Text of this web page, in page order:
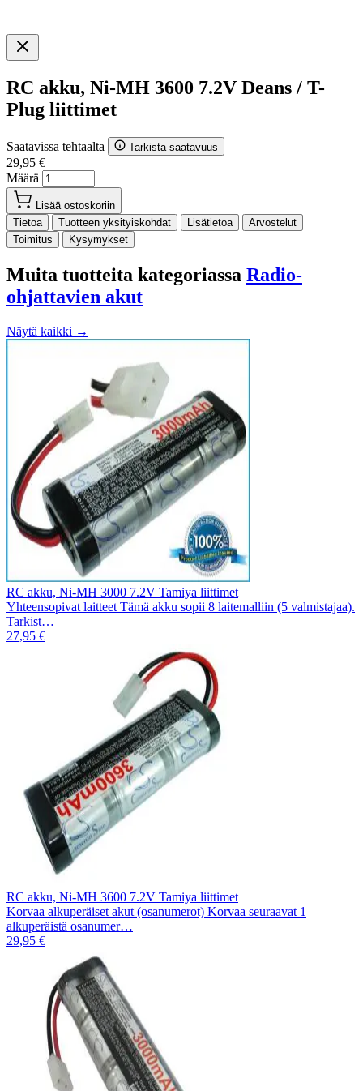
RC akku, Ni-MH 3600 7.2V Deans / T-
Plug liittimet
Saatavissa tehtaalta Tarkista saatavuus
29,95 €
Määrä
Lisää ostoskoriin
Tietoa
Tuotteen yksityiskohdat Lisätietoa
Arvostelut
Toimitus
Kysymykset
Muita tuotteita kategoriassa Radio-
ohjattavien akut
Näytä kaikki →
RC akku, Ni-MH 3000 7.2V Tamiya liittimet
Yhteensopivat laitteet Tämä akku sopii 8 laitemalliin (5 valmistajaa).
Tarkist…
27,95 €
RC akku, Ni-MH 3600 7.2V Tamiya liittimet
Korvaa alkuperäiset akut (osanumerot) Korvaa seuraavat 1
alkuperäistä osanumer…
29,95 €